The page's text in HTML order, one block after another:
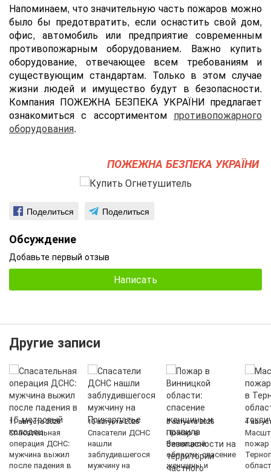
Напоминаем, что значительную часть пожаров можно
было бы предотвратить, если оснастить cвой дом,
офис, автомобиль или предприятие современным
противопожарным оборудованием. Важно купить
оборудование, отвечающее всем требованиям и
существующим стандартам. Только в этом случае
жизни людей и имущество будут в безопасности.
Компания ПОЖЕЖНА БЕЗПЕКА УКРАЇНИ предлагает
ознакомиться с ассортиментом противопожарного
оборудования.
ПОЖЕЖНА БЕЗПЕКА УКРАЇНИ
Поделиться Поделиться
Обсуждение
Добавьте первый отзыв
Написать
Другие записи
11 августа 2026
Спасательная
операция ДСНС:
мужчина выжил
после падения в
10 августа 2026
Спасатели ДСНС
нашли
заблудившегося
мужчину на
5 августа 2026
Пожар в
Винницкой
области: спасение
женщины и
4
пожар